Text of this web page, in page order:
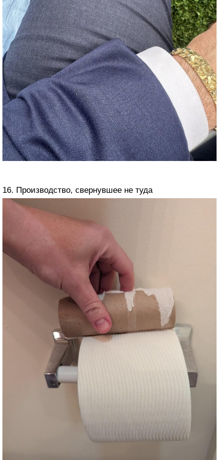
16. Производство, свернувшее не туда